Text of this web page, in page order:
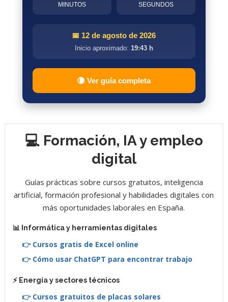
MINUTOS SEGUNDOS
📅 12 de agosto de 2026
Inicio aproximado: 19:43 h
🌘 Ver guía completa
💻 Formación, IA y empleo
digital
Guías prácticas sobre cursos gratuitos, inteligencia
artificial, formación profesional y habilidades digitales con
más oportunidades laborales en España.
📊 Informática y herramientas digitales
👉 Cursos gratis de Excel online
👉 Cómo usar ChatGPT para encontrar trabajo
⚡ Energía y sectores técnicos
👉 Cursos gratuitos de placas solares